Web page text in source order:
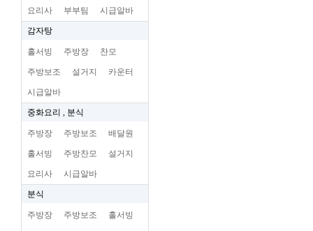
요리사 부부팀 시급알바
감자탕
홀서빙 주방장 찬모
주방보조 설거지 카운터
시급알바
중화요리 , 분식
주방장 주방보조 배달원
홀서빙 주방찬모 설거지
요리사 시급알바
분식
주방장 주방보조 홀서빙